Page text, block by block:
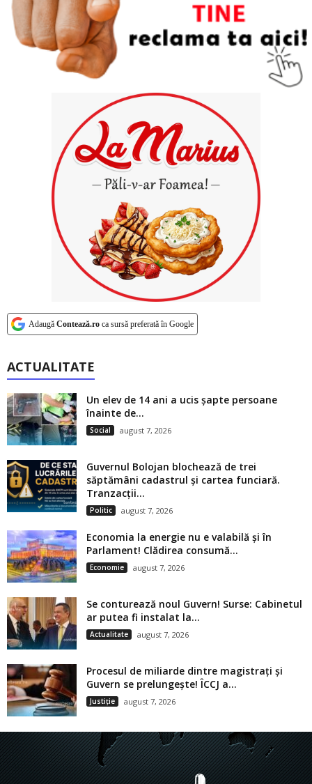
Adaugă Contează.ro ca sursă preferată în Google
ACTUALITATE
Un elev de 14 ani a ucis șapte persoane
înainte de...
Social august 7, 2026
Guvernul Bolojan blochează de trei
săptămâni cadastrul și cartea funciară.
Tranzacții...
Politic august 7, 2026
Economia la energie nu e valabilă și în
Parlament! Clădirea consumă...
Economie august 7, 2026
Se conturează noul Guvern! Surse: Cabinetul
ar putea fi instalat la...
Actualitate august 7, 2026
Procesul de miliarde dintre magistrați și
Guvern se prelungește! ÎCCJ a...
Justiție august 7, 2026